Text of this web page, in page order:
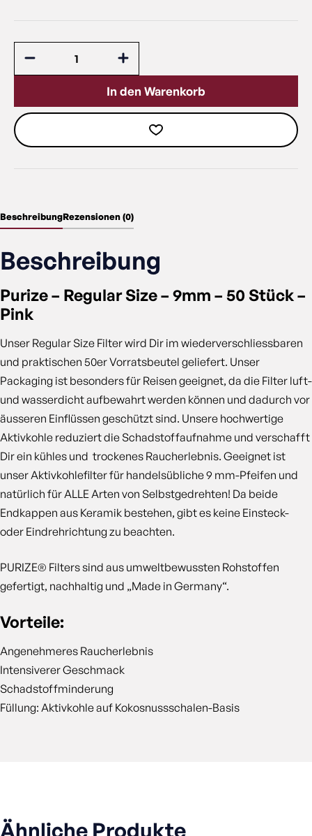
In den Warenkorb
BeschreibungRezensionen (0)
Beschreibung
Purize – Regular Size – 9mm – 50 Stück –
Pink
Unser Regular Size Filter wird Dir im wiederverschliessbaren
und praktischen 50er Vorratsbeutel geliefert. Unser
Packaging ist besonders für Reisen geeignet, da die Filter luft-
und wasserdicht aufbewahrt werden können und dadurch vor
äusseren Einflüssen geschützt sind. Unsere hochwertige
Aktivkohle reduziert die Schadstoffaufnahme und verschafft
Dir ein kühles und trockenes Raucherlebnis. Geeignet ist
unser Aktivkohlefilter für handelsübliche 9 mm-Pfeifen und
natürlich für ALLE Arten von Selbstgedrehten! Da beide
Endkappen aus Keramik bestehen, gibt es keine Einsteck-
oder Eindrehrichtung zu beachten.
PURIZE® Filters sind aus umweltbewussten Rohstoffen
gefertigt, nachhaltig und „Made in Germany“.
Vorteile:
Angenehmeres Raucherlebnis
Intensiverer Geschmack
Schadstoffminderung
Füllung: Aktivkohle auf Kokosnussschalen-Basis
Ähnliche Produkte